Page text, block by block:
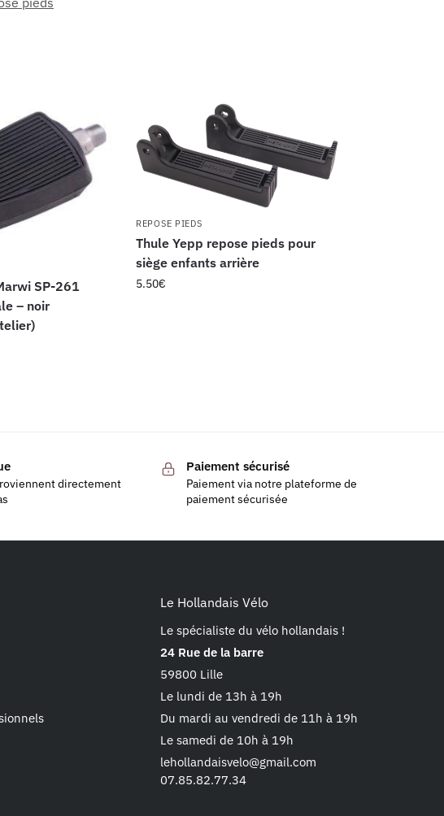
SP-261
– noir
REPOSE PIEDS
Thule Yepp repose pieds pour
siège enfants arrière
5.50€
directement
Paiement sécurisé
Paiement via notre plateforme de
paiement sécurisée
Le Hollandais Vélo
Le spécialiste du vélo hollandais !
24 Rue de la barre
59800 Lille
Le lundi de 13h à 19h
Du mardi au vendredi de 11h à 19h
Le samedi de 10h à 19h
lehollandaisvelo@gmail.com
07.85.82.77.34